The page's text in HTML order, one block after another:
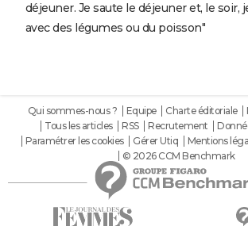
déjeuner. Je saute le déjeuner et, le soir,
avec des légumes ou du poisson"
Qui sommes-nous ? Equipe Charte éditoriale
Tous les articles
RSS Recrutement
Paramétrer les cookies
Gérer Utiq Mentions
© 2026 CCM Benchmark